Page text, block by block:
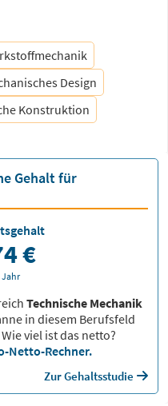
Design
Konstruktion
Gehalt für
Technische Mechanik
in diesem Berufsfeld
Wie viel ist das netto?
Netto-Rechner.
Zur Gehaltsstudie
€